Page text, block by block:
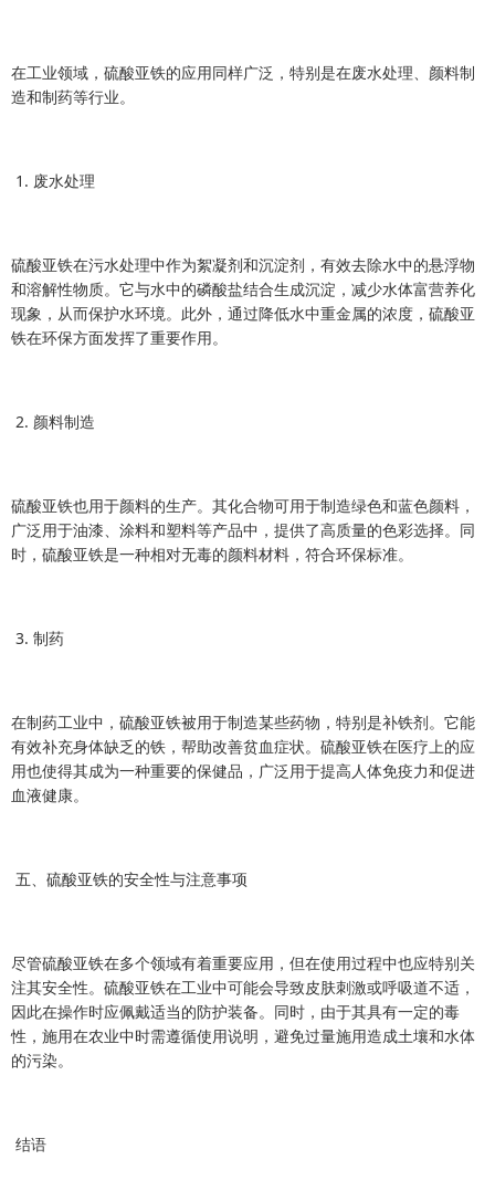
在工业领域，硫酸亚铁的应用同样广泛，特别是在废水处理、颜料制
造和制药等行业。
1. 废水处理
硫酸亚铁在污水处理中作为絮凝剂和沉淀剂，有效去除水中的悬浮物
和溶解性物质。它与水中的磷酸盐结合生成沉淀，减少水体富营养化
现象，从而保护水环境。此外，通过降低水中重金属的浓度，硫酸亚
铁在环保方面发挥了重要作用。
2. 颜料制造
硫酸亚铁也用于颜料的生产。其化合物可用于制造绿色和蓝色颜料，
广泛用于油漆、涂料和塑料等产品中，提供了高质量的色彩选择。同
时，硫酸亚铁是一种相对无毒的颜料材料，符合环保标准。
3. 制药
在制药工业中，硫酸亚铁被用于制造某些药物，特别是补铁剂。它能
有效补充身体缺乏的铁，帮助改善贫血症状。硫酸亚铁在医疗上的应
用也使得其成为一种重要的保健品，广泛用于提高人体免疫力和促进
血液健康。
五、硫酸亚铁的安全性与注意事项
尽管硫酸亚铁在多个领域有着重要应用，但在使用过程中也应特别关
注其安全性。硫酸亚铁在工业中可能会导致皮肤刺激或呼吸道不适，
因此在操作时应佩戴适当的防护装备。同时，由于其具有一定的毒
性，施用在农业中时需遵循使用说明，避免过量施用造成土壤和水体
的污染。
结语